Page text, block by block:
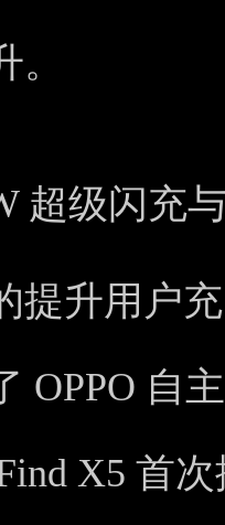
超级闪充
提升用户
OPPO 自
X5 首